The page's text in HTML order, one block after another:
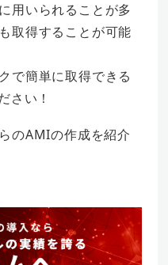
用いられることが多
取得することが可能
で簡単に取得できる
さい！
のAMIの作成を紹介